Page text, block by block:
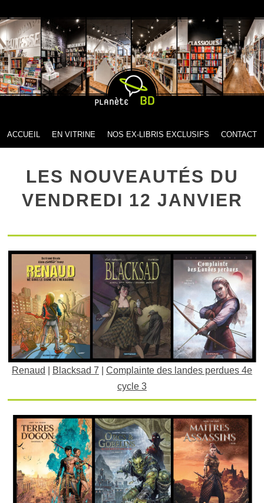
MENU
SKIP TO CONTENT
ACCUEIL EN VITRINE NOS EX-LIBRIS EXCLUSIFS CONTACT
LES NOUVEAUTÉS DU
VENDREDI 12 JANVIER
Renaud Blacksad 7
Complainte des landes perdues 4e
cycle 3